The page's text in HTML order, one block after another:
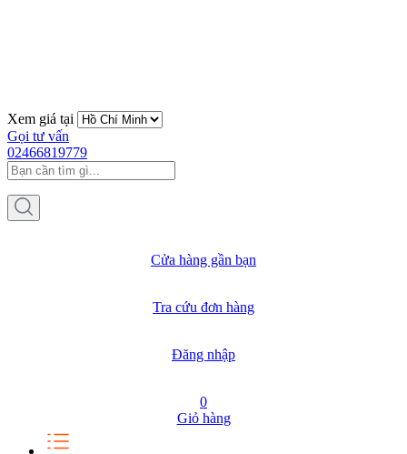
Xem giá tại
Gọi tư vấn
02466819779
Cửa hàng gần bạn
Tra cứu đơn hàng
Đăng nhập
0
Giỏ hàng